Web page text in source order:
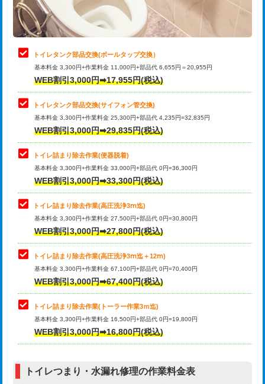
トイレタンク部品交換(ボールタップ交換）
基本料金 3,300円+作業料金 11,000円+部品代 6,655円＝20,955円
WEB割引3,000円➡17,955円(税込)
トイレタンク部品交換(サイフォン管交換)
基本料金 3,300円+作業料金 25,300円+部品代 4,235円=32,835円
WEB割引3,000円➡29,835円(税込)
トイレ詰まり除去作業(便器脱着)
基本料金 3,300円+作業料金 33,000円+部品代 0円=36,300円
WEB割引3,000円➡33,300円(税込)
トイレ詰まり除去作業(高圧洗浄3ⅿ迄)
基本料金 3,300円+作業料金 27,500円+部品代 0円=30,800円
WEB割引3,000円➡27,800円(税込)
トイレ詰まり除去作業(高圧洗浄3ⅿ迄＋12ⅿ)
基本料金 3,300円+作業料金 67,100円+部品代 0円=70,400円
WEB割引3,000円➡67,400円(税込)
トイレ詰まり除去作業(トーラー作業3ｍ迄)
基本料金 3,300円+作業料金 16,500円+部品代 0円=19,800円
WEB割引3,000円➡16,800円(税込)
トイレつまり・水漏れ修理の作業料金表